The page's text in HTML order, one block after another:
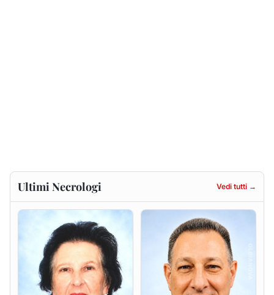
Francesca Anna Pirina
ved. Pileri
6 agosto 2026
Massimo Ricciu
6 agosto 2026